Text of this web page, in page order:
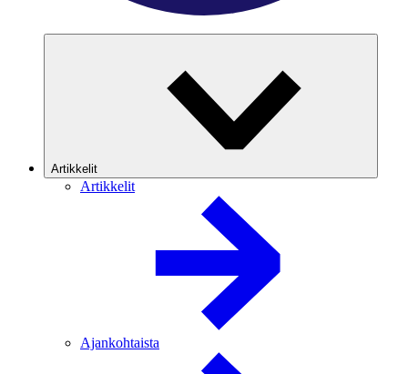
Artikkelit
Artikkelit
Ajankohtaista